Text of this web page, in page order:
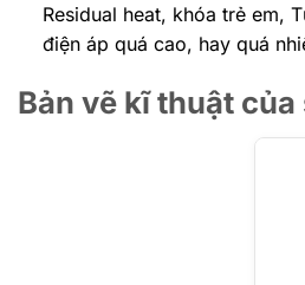
Residual heat, khóa trẻ em,
điện áp quá cao, hay quá
Bản vẽ kĩ thuật của